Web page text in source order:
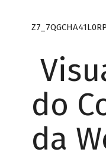
do
da